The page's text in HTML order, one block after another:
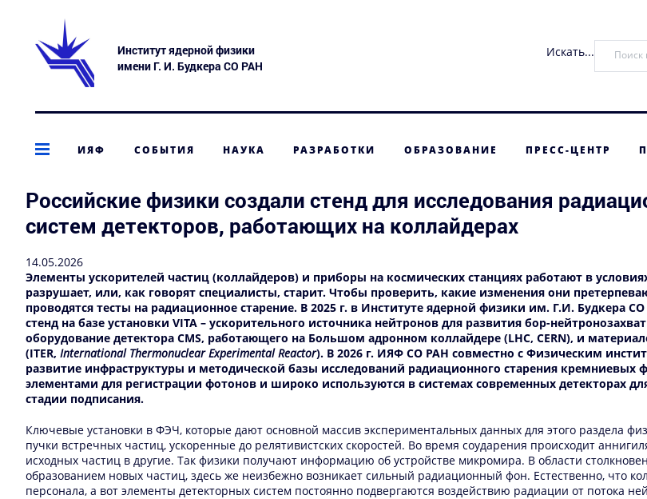
Институт ядерной физики
имени Г. И. Будкера СО РАН
Искать...
ИЯФ СОБЫТИЯ НАУКА РАЗРАБОТКИ ОБРАЗОВАНИЕ ПРЕСС-ЦЕНТР
Российские физики создали стенд для исследования
систем детекторов, работающих на коллайдерах
14.05.2026
Элементы ускорителей частиц (коллайдеров) и приборы на космических станциях работают в
разрушает, или, как говорят специалисты, старит. Чтобы проверить, какие изменения они
проводятся тесты на радиационное старение. В 2025 г. в Институте ядерной физики им. Г.И.
стенд на базе установки VITA – ускорительного источника нейтронов для развития бор-
оборудование детектора CMS, работающего на Большом адронном коллайдере (LHC, CERN), и
(ITER, International Thermonuclear Experimental Reactor). В 2026 г. ИЯФ СО РАН совместно с Физическим
развитие инфраструктуры и методической базы исследований радиационного старения
элементами для регистрации фотонов и широко используются в системах современных детекторах
стадии подписания.
Ключевые установки в ФЭЧ, которые дают основной массив экспериментальных данных для этого раздела
пучки встречных частиц, ускоренные до релятивистских скоростей. Во время соударения происходит
исходных частиц в другие. Так физики получают информацию об устройстве микромира. В области
образованием новых частиц, здесь же неизбежно возникает сильный радиационный фон. Естественно, что
персонала, а вот элементы детекторных систем постоянно подвергаются воздействию радиации от потока